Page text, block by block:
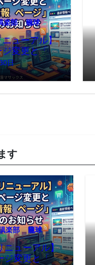
楽部
籠球
ューアル】
変更と「最
」新設のお
日
す
楽部
籠球
ニューアル】
ジ変更と「最